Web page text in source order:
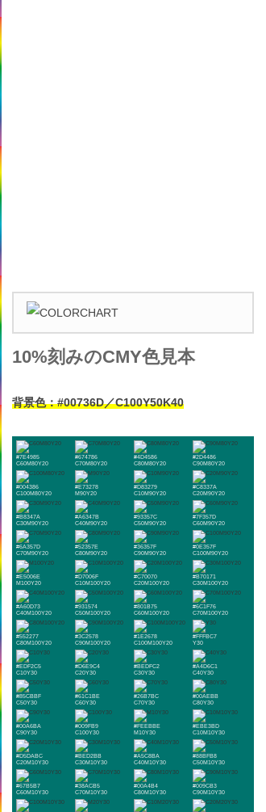
10%刻みのCMY色見本
背景色：#00736D／C100Y50K40
#7E4985
C60M80Y20
#674786
C70M80Y20
#4D4586
C80M80Y20
#2D4486
C90M80Y20
#004386
C100M80Y20
#E73278
M90Y20
#D83279
C10M90Y20
#C8337A
C20M90Y20
#B8347A
C30M90Y20
#A6347B
C40M90Y20
#93357C
C50M90Y20
#7F357D
C60M90Y20
#6A357D
C70M90Y20
#52357E
C80M90Y20
#36357F
C90M90Y20
#0E357F
C100M90Y20
#E5006E
M100Y20
#D7006F
C10M100Y20
#C70070
C20M100Y20
#B70171
C30M100Y20
#A60D73
C40M100Y20
#931574
C50M100Y20
#801B75
C60M100Y20
#6C1F76
C70M100Y20
#552277
C80M100Y20
#3C2578
C90M100Y20
#1E2678
C100M100Y20
#FFFBC7
Y30
#EDF2C5
C10Y30
#D6E9C4
C20Y30
#BEDFC2
C30Y30
#A4D6C1
C40Y30
#85CBBF
C50Y30
#61C1BE
C60Y30
#26B7BC
C70Y30
#00AEBB
C80Y30
#00A6BA
C90Y30
#009FB9
C100Y30
#FEEBBE
M10Y30
#EBE3BD
C10M10Y30
#D5DABC
C20M10Y30
#BED2BB
C30M10Y30
#A5C8BA
C40M10Y30
#88BFB8
C50M10Y30
#67B5B7
C60M10Y30
#38ACB5
C70M10Y30
#00A4B4
C80M10Y30
#009CB3
C90M10Y30